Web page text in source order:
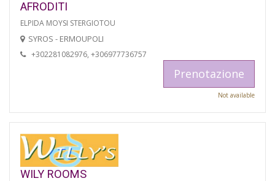
AFRODITI
ELPIDA MOYSI STERGIOTOU
SYROS - ERMOUPOLI
+302281082976, +306977736757
Prenotazione
Not available
WILY ROOMS